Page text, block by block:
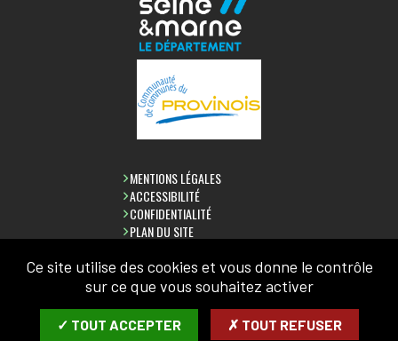
MENTIONS LÉGALES
ACCESSIBILITÉ
CONFIDENTIALITÉ
PLAN DU SITE
LETTRE D'INFORMATION
SAISIR VOTRE COURRIEL:
Ce site utilise des cookies et vous donne le contrôle
sur ce que vous souhaitez activer
✓ TOUT ACCEPTER ✗ TOUT REFUSER